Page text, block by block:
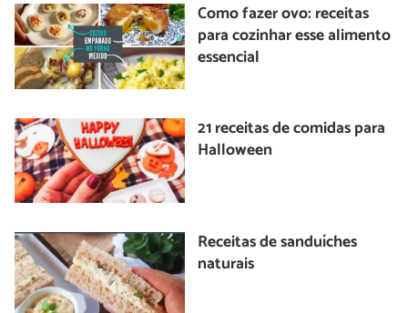
Como fazer ovo: receitas
para cozinhar esse alimento
essencial
21 receitas de comidas para
Halloween
Receitas de sanduíches
naturais